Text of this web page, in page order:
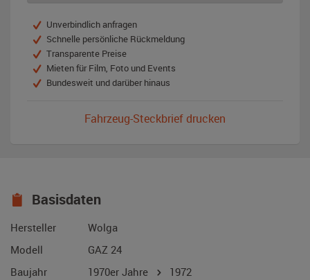
Unverbindlich anfragen
Schnelle persönliche Rückmeldung
Transparente Preise
Mieten für Film, Foto und Events
Bundesweit und darüber hinaus
Fahrzeug-Steckbrief drucken
Basisdaten
Hersteller
Wolga
Modell
GAZ 24
Baujahr
1970er Jahre
1972